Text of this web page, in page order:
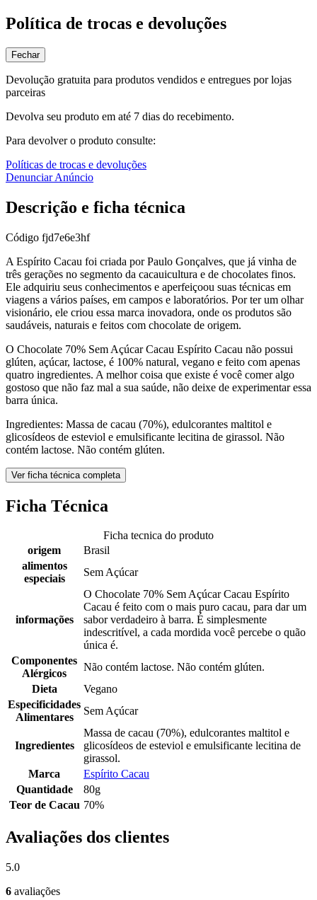
Política de trocas e devoluções
Fechar
Devolução gratuita para produtos vendidos e entregues por lojas
parceiras
Devolva seu produto em até 7 dias do recebimento.
Para devolver o produto consulte:
Políticas de trocas e devoluções
Denunciar Anúncio
Descrição e ficha técnica
Código fjd7e6e3hf
A Espírito Cacau foi criada por Paulo Gonçalves, que já vinha de
três gerações no segmento da cacauicultura e de chocolates finos.
Ele adquiriu seus conhecimentos e aperfeiçoou suas técnicas em
viagens a vários países, em campos e laboratórios. Por ter um olhar
visionário, ele criou essa marca inovadora, onde os produtos são
saudáveis, naturais e feitos com chocolate de origem.
O Chocolate 70% Sem Açúcar Cacau Espírito Cacau não possui
glúten, açúcar, lactose, é 100% natural, vegano e feito com apenas
quatro ingredientes. A melhor coisa que existe é você comer algo
gostoso que não faz mal a sua saúde, não deixe de experimentar essa
barra única.
Ingredientes: Massa de cacau (70%), edulcorantes maltitol e
glicosídeos de esteviol e emulsificante lecitina de girassol. Não
contém lactose. Não contém glúten.
Ver ficha técnica completa
Ficha Técnica
Ficha tecnica do produto
origem
Brasil
alimentos
especiais
Sem Açúcar
informações
O Chocolate 70% Sem Açúcar Cacau Espírito
Cacau é feito com o mais puro cacau, para dar um
sabor verdadeiro à barra. É simplesmente
indescritível, a cada mordida você percebe o quão
única é.
Componentes
Alérgicos
Não contém lactose. Não contém glúten.
Dieta
Vegano
Especificidades
Alimentares
Sem Açúcar
Ingredientes
Massa de cacau (70%), edulcorantes maltitol e
glicosídeos de esteviol e emulsificante lecitina de
girassol.
Marca
Espírito Cacau
Quantidade
80g
Teor de Cacau 70%
Avaliações dos clientes
5.0
6 avaliações